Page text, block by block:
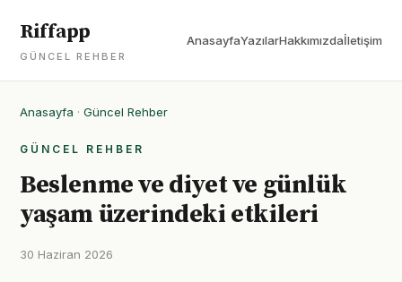
Riffapp
GÜNCEL REHBER
AnasayfaYazılarHakkımızdaİletişim
Anasayfa · Güncel Rehber
GÜNCEL REHBER
Beslenme ve diyet ve günlük
yaşam üzerindeki etkileri
30 Haziran 2026